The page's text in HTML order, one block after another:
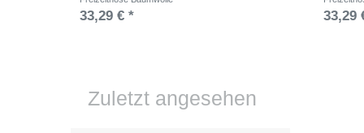
33,29 € * 33,29
Zuletzt angesehen